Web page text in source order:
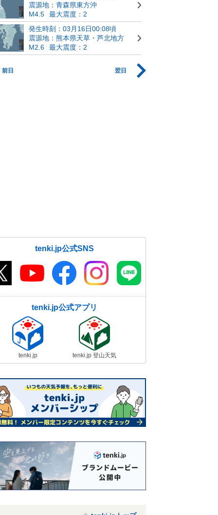
震源地：青森県東方沖
M4.5
最大震度：2
発生時刻：03月16日00:08頃
震源地：熊本県天草・芦北地方
M2.6
最大震度：2
前日 翌日
tenki.jp公式SNS
tenki.jp公式アプリ
tenki.jp tenki.jp 登山天気